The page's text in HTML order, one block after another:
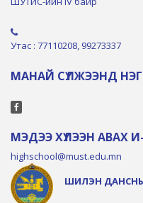
Утас : 77110208, 99273337
МАНАЙ СҮЛЖЭЭНД
МЭДЭЭ ХҮЛЭЭН АВАХ
highschool@must.edu.mn
ШИЛЭН